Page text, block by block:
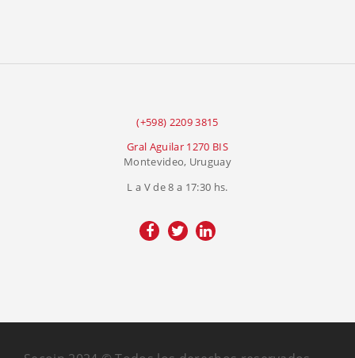
(+598) 2209 3815
Gral Aguilar 1270 BIS
Montevideo, Uruguay
L a V de 8 a 17:30 hs.